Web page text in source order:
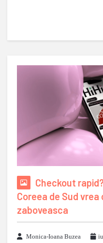
Checkout
Coreea de Sud
zaboveasca
Monica-Ioana Buzea